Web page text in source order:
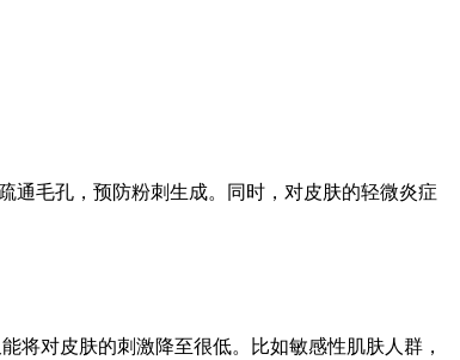
通毛孔，预防粉刺生成。同时，对皮肤的轻微炎症
将对皮肤的刺激降至很低。比如敏感性肌肤人群，